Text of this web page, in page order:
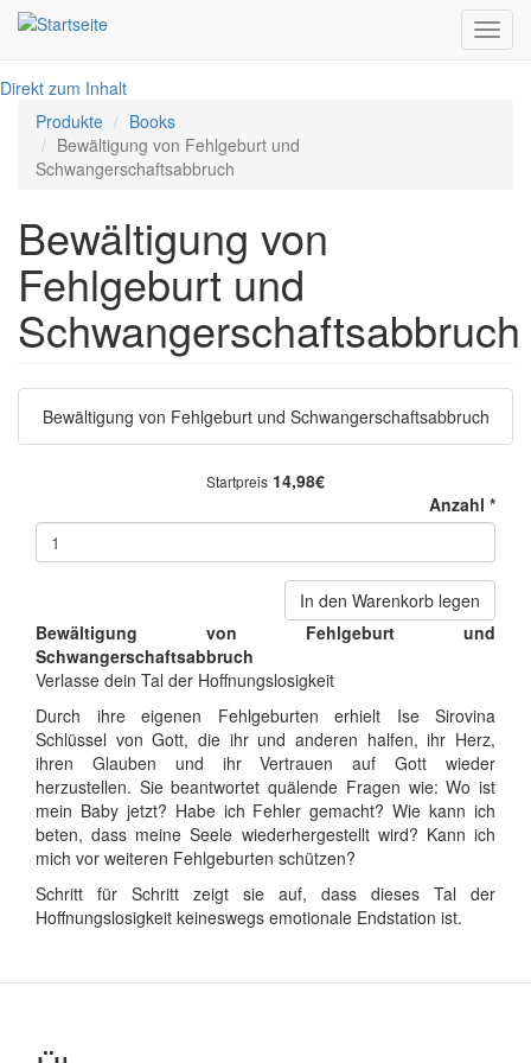
Direkt zum Inhalt
Produkte
Books
Bewältigung von Fehlgeburt und
Schwangerschaftsabbruch
Bewältigung von
Fehlgeburt und
Schwangerschaftsabbruch
Bewältigung von Fehlgeburt und Schwangerschaftsabbruch
Startpreis 14,98€
Anzahl *
In den Warenkorb legen
Bewältigung von Fehlgeburt und
Schwangerschaftsabbruch
Verlasse dein Tal der Hoffnungslosigkeit
Durch ihre eigenen Fehlgeburten erhielt Ise Sirovina
Schlüssel von Gott, die ihr und anderen halfen, ihr Herz,
ihren Glauben und ihr Vertrauen auf Gott wieder
herzustellen. Sie beantwortet quälende Fragen wie: Wo ist
mein Baby jetzt? Habe ich Fehler gemacht? Wie kann ich
beten, dass meine Seele wiederhergestellt wird? Kann ich
mich vor weiteren Fehlgeburten schützen?
Schritt für Schritt zeigt sie auf, dass dieses Tal der
Hoffnungslosigkeit keineswegs emotionale Endstation ist.